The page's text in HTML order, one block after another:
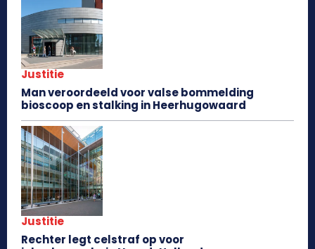
Justitie
Man veroordeeld voor valse bommelding
bioscoop en stalking in Heerhugowaard
Justitie
Rechter legt celstraf op voor